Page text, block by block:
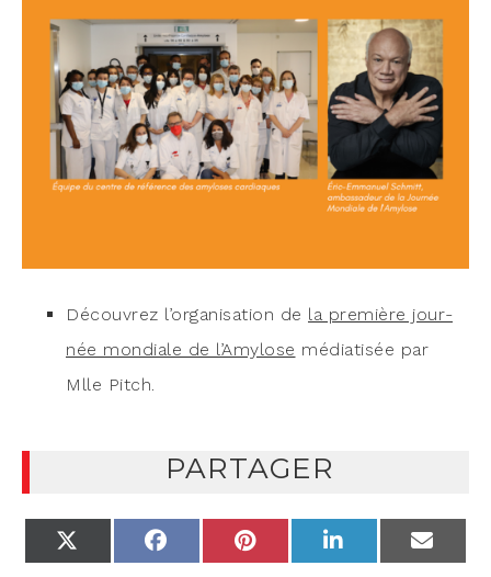
Décou­vrez l’or­ga­ni­sa­tion de la pre­mière jour­
née mon­diale de l’A­my­lose média­ti­sée par
Mlle Pitch.
PARTAGER
(TWITTER)
FACEBOOK PINTEREST LINKEDIN